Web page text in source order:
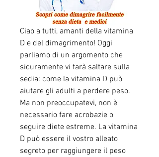
Ciao a tutti, amanti della vitamina
D e del dimagrimento! Oggi
parliamo di un argomento che
sicuramente vi farà saltare sulla
sedia: come la vitamina D può
aiutare gli adulti a perdere peso.
Ma non preoccupatevi, non è
necessario fare acrobazie o
seguire diete estreme. La vitamina
D può essere il vostro alleato
segreto per raggiungere il peso